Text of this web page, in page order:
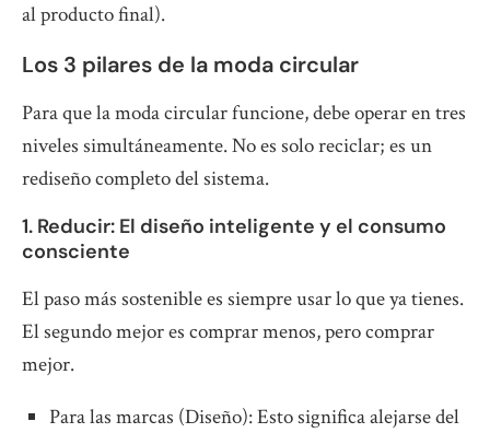
al producto final).
Los 3 pilares de la moda circular
Para que la moda circular funcione, debe operar en tres
niveles simultáneamente. No es solo reciclar; es un
rediseño completo del sistema.
1. Reducir: El diseño inteligente y el consumo
consciente
El paso más sostenible es siempre usar lo que ya tienes.
El segundo mejor es comprar menos, pero comprar
mejor.
Para las marcas (Diseño): Esto significa alejarse del